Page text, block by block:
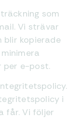
som
Vi strävar
blir kopierade
per e-post.
i
får. Vi följer